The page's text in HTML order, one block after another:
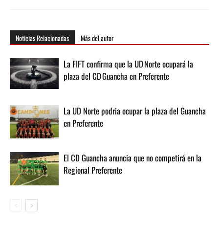
Noticias Relacionadas Más del autor
La FIFT confirma que la UD Norte ocupará la
plaza del CD Guancha en Preferente
La UD Norte podria ocupar la plaza del Guancha
en Preferente
El CD Guancha anuncia que no competirá en la
Regional Preferente